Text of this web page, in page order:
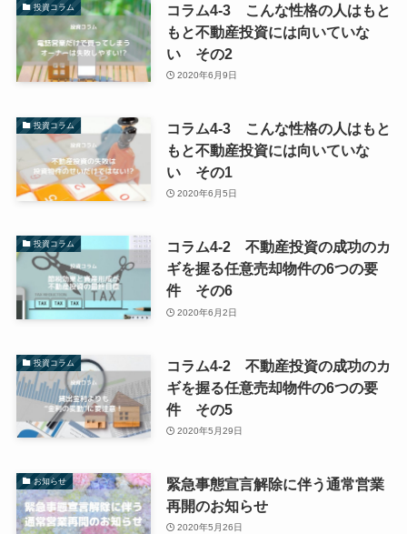
投資コラム
コラム4-3 こんな性格の人はもと
もと不動産投資には向いていな
い その2
2020年6月9日
投資コラム
コラム4-3 こんな性格の人はもと
もと不動産投資には向いていな
い その1
2020年6月5日
投資コラム
コラム4-2 不動産投資の成功のカ
ギを握る任意売却物件の6つの要
件 その6
2020年6月2日
投資コラム
コラム4-2 不動産投資の成功のカ
ギを握る任意売却物件の6つの要
件 その5
2020年5月29日
お知らせ
緊急事態宣言解除に伴う通常営業
再開のお知らせ
2020年5月26日